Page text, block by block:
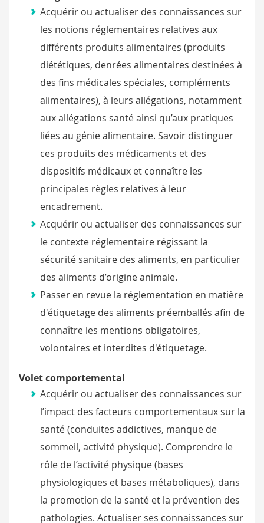
Acquérir ou actualiser des connaissances sur
les notions réglementaires relatives aux
différents produits alimentaires (produits
diététiques, denrées alimentaires destinées à
des fins médicales spéciales, compléments
alimentaires), à leurs allégations, notamment
aux allégations santé ainsi qu’aux pratiques
liées au génie alimentaire. Savoir distinguer
ces produits des médicaments et des
dispositifs médicaux et connaître les
principales règles relatives à leur
encadrement.
Acquérir ou actualiser des connaissances sur
le contexte réglementaire régissant la
sécurité sanitaire des aliments, en particulier
des aliments d’origine animale.
Passer en revue la réglementation en matière
d'étiquetage des aliments préemballés afin de
connaître les mentions obligatoires,
volontaires et interdites d'étiquetage.
Volet comportemental
Acquérir ou actualiser des connaissances sur
l’impact des facteurs comportementaux sur la
santé (conduites addictives, manque de
sommeil, activité physique). Comprendre le
rôle de l’activité physique (bases
physiologiques et bases métaboliques), dans
la promotion de la santé et la prévention des
pathologies. Actualiser ses connaissances sur